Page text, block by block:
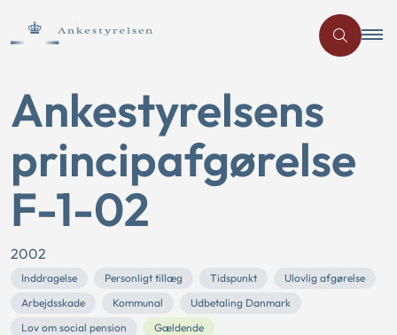
Ankestyrelsens
principafgørelse
F-1-02
2002
Inddragelse Personligt tillæg Tidspunkt
Ulovlig afgørelse
Arbejdsskade
Kommunal
Udbetaling Danmark
Lov om social pension
Gældende